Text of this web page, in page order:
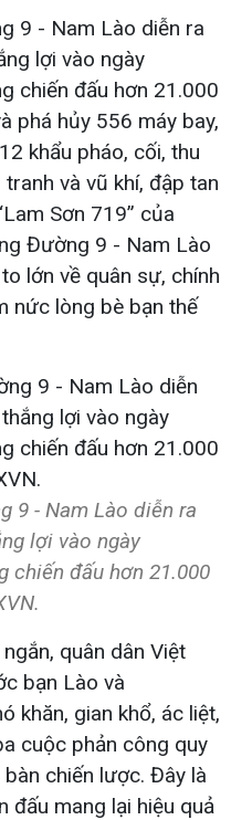
9 - Nam Lào diễn ra
lợi vào ngày
chiến đấu hơn 21.000
phá hủy 556 máy bay,
khẩu pháo, cối, thu
và vũ khí, đập tan
Sơn 719” của
Đường 9 - Nam Lào
lớn về quân sự, chính
nức lòng bè bạn thế
9 - Nam Lào diễn ra
lợi vào ngày
chiến đấu hơn 21.000
quân dân Việt
bạn Lào và
khăn, gian khổ, ác liệt,
cuộc phản công quy
chiến lược. Đây là
đấu mang lại hiệu quả